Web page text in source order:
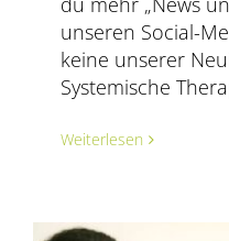
unseren Social-
keine unserer
Systemische
Weiterlesen